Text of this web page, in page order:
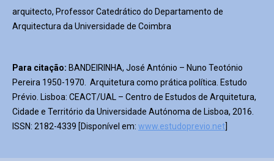
arquitecto, Professor Catedrático do Departamento de
Arquitectura da Universidade de Coimbra
Para citação: BANDEIRINHA, José António – Nuno Teotónio
Pereira 1950-1970. Arquitetura como prática política. Estudo
Prévio. Lisboa: CEACT/UAL – Centro de Estudos de Arquitetura,
Cidade e Território da Universidade Autónoma de Lisboa, 2016.
ISSN: 2182-4339 [Disponível em: www.estudoprevio.net]